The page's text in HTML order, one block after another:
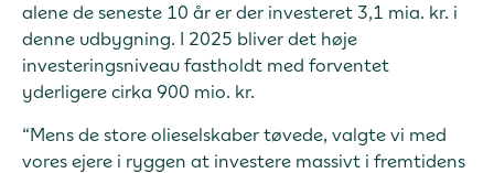
alene de seneste 10 år er der investeret 3,1 mia. kr. i
denne udbygning. I 2025 bliver det høje
investeringsniveau fastholdt med forventet
yderligere cirka 900 mio. kr.
“Mens de store olieselskaber tøvede, valgte vi med
vores ejere i ryggen at investere massivt i fremtidens